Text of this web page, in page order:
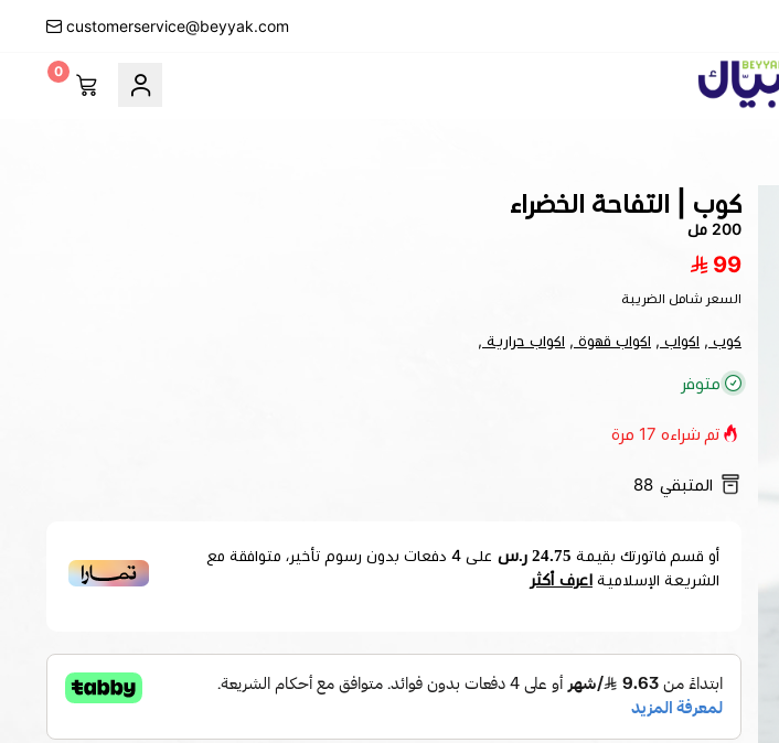
customerservice@beyyak.com
Beyyak
0
كوب | التفاحة الخضراء
200 مل
99
السعر شامل الضريبة
كوب , اكواب , اكواب قهوة , اكواب حرارية ,
متوفر
تم شراءه 17 مرة
المتبقي 88
أو قسم فاتورتك بقيمة 24.75 ر.س على 4 دفعات بدون رسوم تأخير، متوافقة مع
الشريعة الإسلامية اعرف أكثر